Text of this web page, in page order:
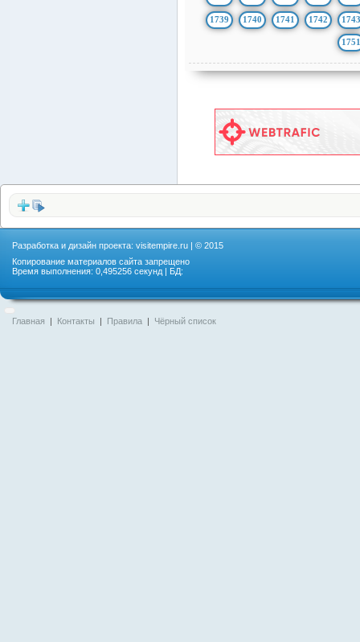
1739 1740 1741 1742 1743
1751
Разработка и дизайн проекта: visitempire.ru | © 2015
Копирование материалов сайта запрещено
Время выполнения: 0,495256 секунд | БД:
Главная | Контакты | Правила | Чёрный список